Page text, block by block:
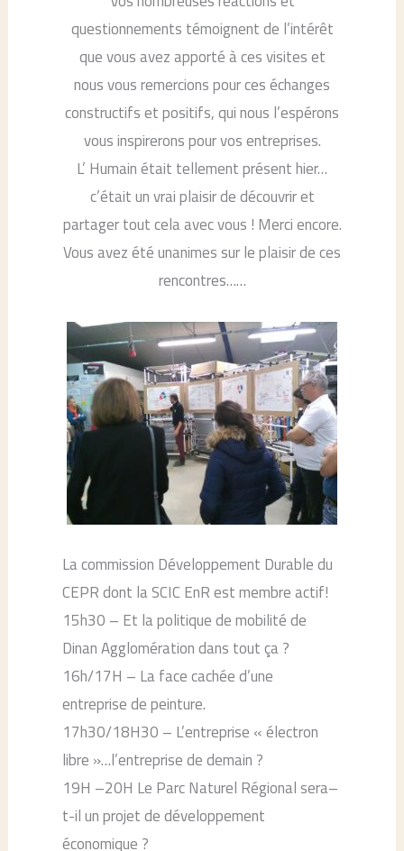
questionnements témoignent de l’intérêt
que vous avez apporté à ces visites et
nous vous remercions pour ces échanges
constructifs et positifs, qui nous l’espérons
vous inspirerons pour vos entreprises.
L’ Humain était tellement présent hier…
c’était un vrai plaisir de découvrir et
partager tout cela avec vous ! Merci encore.
Vous avez été unanimes sur le plaisir de ces
rencontres……
La commission Développement Durable du
CEPR dont la SCIC EnR est membre actif!
15h30 – Et la politique de mobilité de
Dinan Agglomération dans tout ça ?
16h/17H – La face cachée d’une
entreprise de peinture.
17h30/18H30 – L’entreprise « électron
libre »…l’entreprise de demain ?
19H –20H Le Parc Naturel Régional sera–
t-il un projet de développement
économique ?